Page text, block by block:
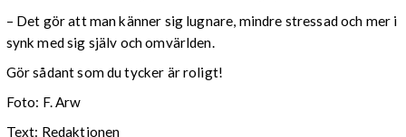
– Det gör att man känner sig lugnare, mindre stressad och mer i
synk med sig själv och omvärlden.
Gör sådant som du tycker är roligt!
Foto: F. Arw
Text: Redaktionen